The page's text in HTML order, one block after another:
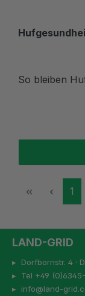
So bleiben
1
LAND-GRID
▸ Dorfbornstr. 4 ·
▸ Tel +49
▸ info@land-